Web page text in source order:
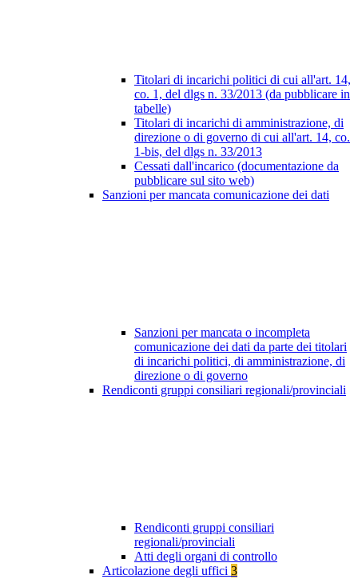
Titolari di incarichi politici di cui all'art. 14,
co. 1, del dlgs n. 33/2013 (da pubblicare in
tabelle)
Titolari di incarichi di amministrazione, di
direzione o di governo di cui all'art. 14, co.
1-bis, del dlgs n. 33/2013
Cessati dall'incarico (documentazione da
pubblicare sul sito web)
Sanzioni per mancata comunicazione dei dati
Sanzioni per mancata o incompleta
comunicazione dei dati da parte dei titolari
di incarichi politici, di amministrazione, di
direzione o di governo
Rendiconti gruppi consiliari regionali/provinciali
Rendiconti gruppi consiliari
regionali/provinciali
Atti degli organi di controllo
Articolazione degli uffici 3